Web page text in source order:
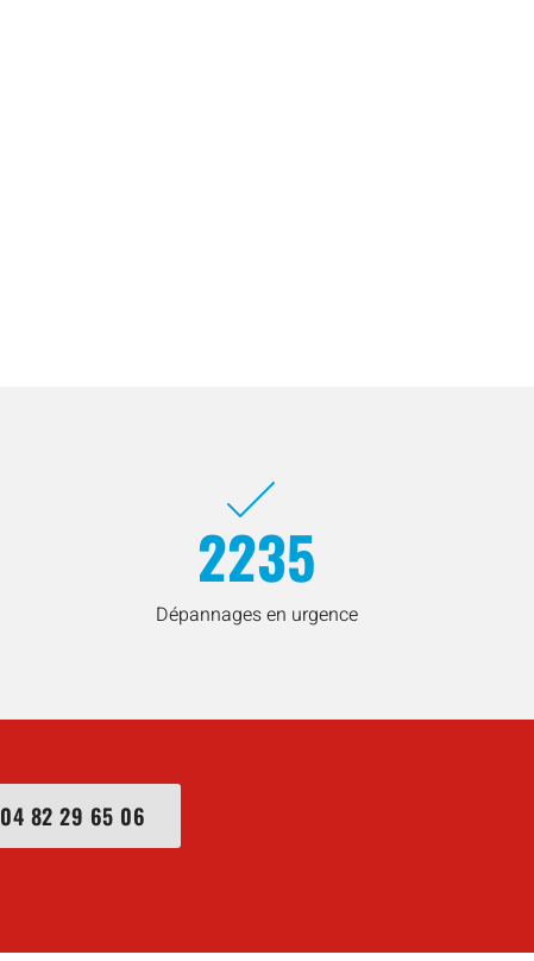
2235
Dépannages en urgence
04 82 29 65 06